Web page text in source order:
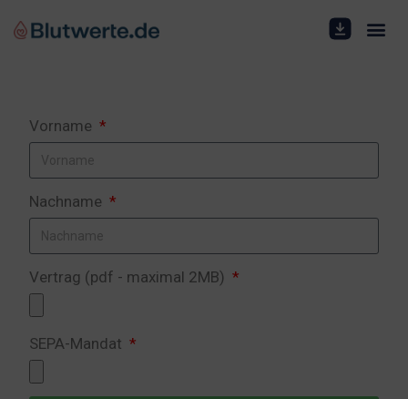
Vorname
Nachname
Vertrag (pdf - maximal 2MB)
SEPA-Mandat